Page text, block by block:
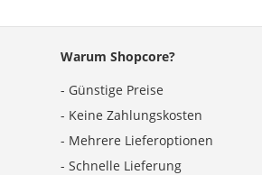
Warum Shopcore?
- Günstige Preise
- Keine Zahlungskosten
- Mehrere Lieferoptionen
- Schnelle Lieferung